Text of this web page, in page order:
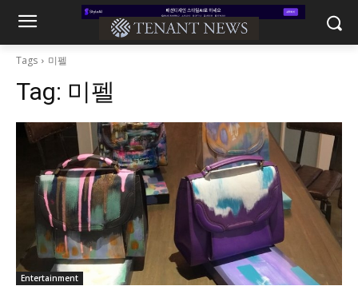
Tags 미펠
Tag: 미펠
Entertainment